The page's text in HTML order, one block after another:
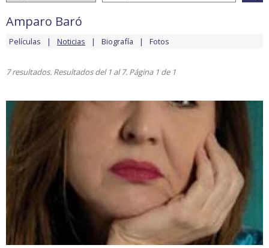
Amparo Baró
Películas Noticias Biografía Fotos
7 resultados. Resultados del 1 al 7. Página 1 de 1